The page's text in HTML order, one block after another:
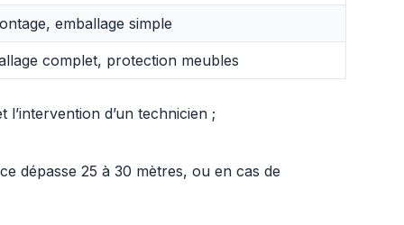
emballage simple
complet, protection meubles
d’un technicien ;
dépasse 25 à 30 mètres, ou en cas de